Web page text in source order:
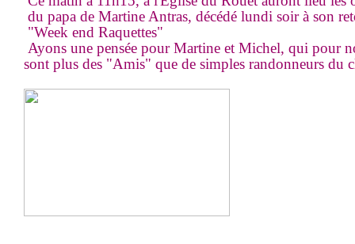
du papa de Martine Antras, décédé lundi soir à son
"Week end Raquettes"
Ayons une pensée pour Martine et Michel, qui pour
sont plus des "Amis" que de simples randonneurs du